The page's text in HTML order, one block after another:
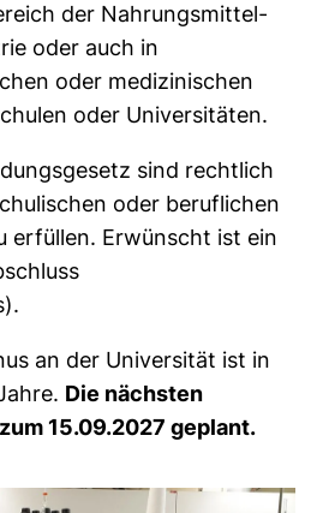
der Nahrungsmittel-
oder auch in
oder medizinischen
oder Universitäten.
sind rechtlich
oder beruflichen
erfüllen. Erwünscht ist ein
an der Universität ist in
Die nächsten
15.09.2027 geplant.